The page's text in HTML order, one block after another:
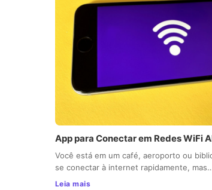
App para Conectar em Redes WiFi
Você está em um café, aeroporto ou
se conectar à internet rapidamente,
Leia mais